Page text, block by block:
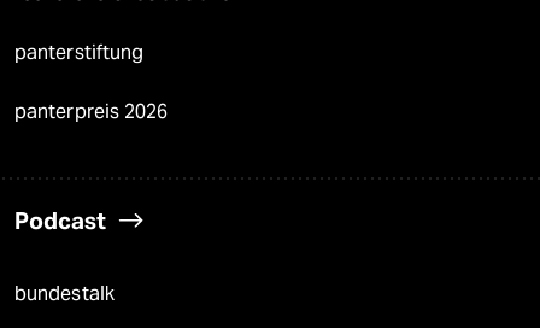
panterstiftung
panterpreis 2026
Podcast
bundestalk